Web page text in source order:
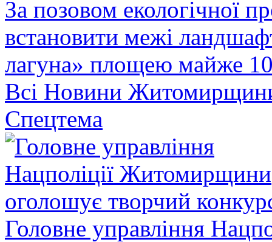
За позовом екологічної
встановити межі
лагуна» площею майже
Всі Новини
Спецтема
Головне управління